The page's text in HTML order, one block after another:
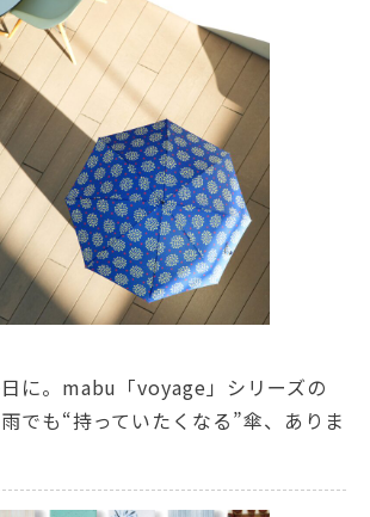
に。mabu「voyage」シリーズの
でも“持っていたくなる”傘、ありま